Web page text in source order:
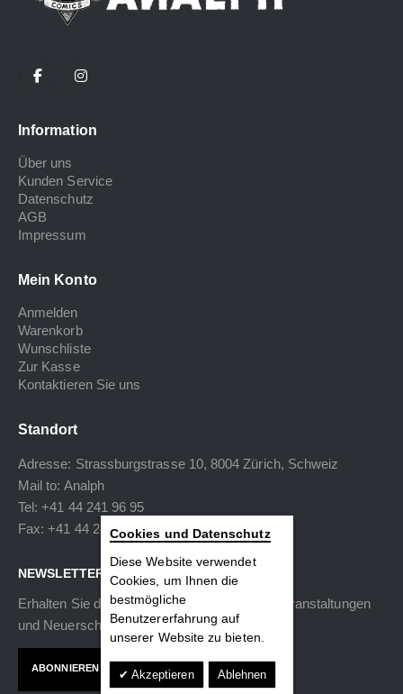
Information
Über uns
Kunden Service
Datenschutz
AGB
Impressum
Mein Konto
Anmelden
Warenkorb
Wunschliste
Zur Kasse
Kontaktieren Sie uns
Standort
Adresse: Strassburgstrasse 10, 8004 Zürich, Schweiz
Mail to: Analph
Tel: +41 44 241 96 95
Fax: +41 44 240 34 40
NEWSLETTER
Erhalten Sie die neuesten Informationen zu Veranstaltungen
und Neuerscheinungen.
ABONNIEREN
Cookies und Datenschutz
Diese Website verwendet
Cookies, um Ihnen die
bestmögliche
Benutzererfahrung auf
unserer Website zu bieten.
Akzeptieren Ablehnen